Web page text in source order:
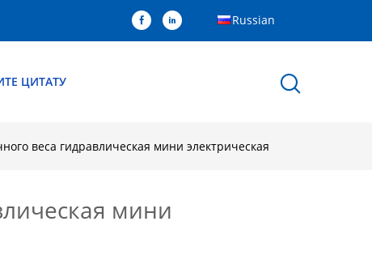
Russian
ЦИТАТУ
веса гидравлическая мини электрическая
мини